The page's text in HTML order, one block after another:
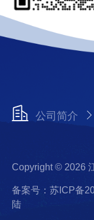
公司简介
Copyright © 2026
备案号：苏ICP备
陆